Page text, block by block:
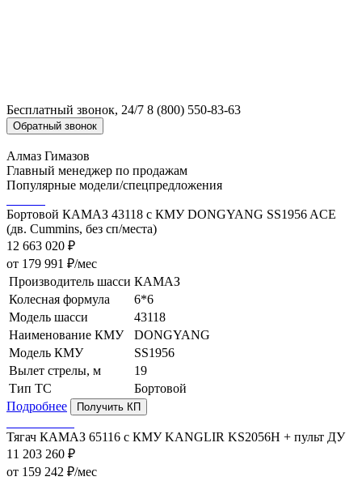
Бесплатный звонок, 24/7 8 (800) 550-83-63
Обратный звонок
Алмаз Гимазов
Главный менеджер по продажам
Популярные модели/спецпредложения
Бортовой КАМАЗ 43118 с КМУ DONGYANG SS1956 ACE
(дв. Cummins, без сп/места)
12 663 020 ₽
от 179 991 ₽/мес
Производитель шасси КАМАЗ
Колесная формула
6*6
Модель шасси
43118
Наименование КМУ
DONGYANG
Модель КМУ
SS1956
Вылет стрелы, м
19
Тип ТС
Бортовой
Подробнее
Получить КП
Тягач КАМАЗ 65116 с КМУ KANGLIR KS2056H + пульт ДУ
11 203 260 ₽
от 159 242 ₽/мес